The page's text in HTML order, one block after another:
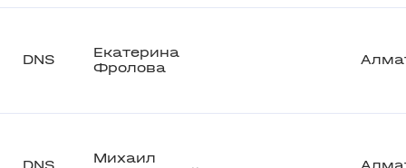
DNS
Екатерина
Фролова
Михаил